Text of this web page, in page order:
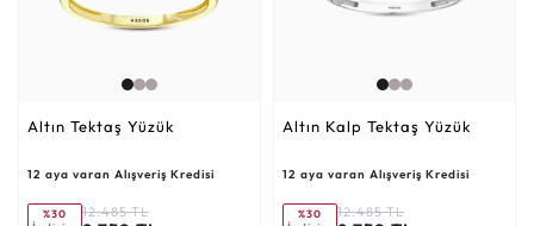
Altın Tektaş Yüzük
12 aya varan Alışveriş Kredisi
%30 12.485 TL
Altın Kalp Tektaş Yüzük
12 aya varan Alışveriş Kredisi
%30 12.485 TL